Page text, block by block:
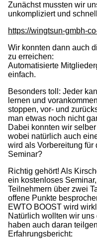
Zunächst mussten wir
unkompliziert und
https://wingtsun-gmbh-
Wir konnten dann auch
zu erreichen:
Automatisierte
einfach.
Besonders toll: Jeder
lernen und
stoppen, vor- und
man etwas noch nicht
Dabei konnten wir
wobei natürlich auch
wird als Vorbereitung für
Seminar?
Richtig gehört! Als
ein kostenloses
Teilnehmern über zwei
offene Punkte
EWTO BOOST wird
Natürlich wollten wir
haben auch daran
Erfahrungsbericht: